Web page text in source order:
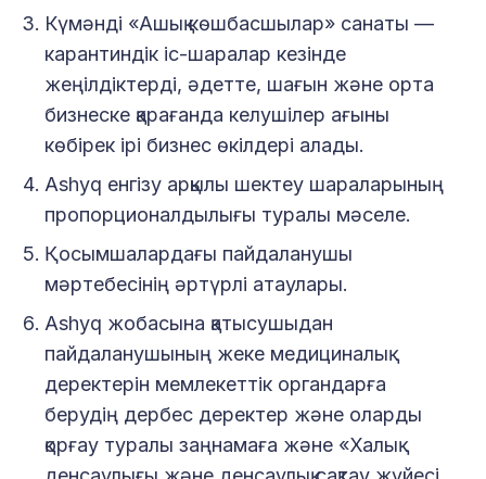
Күмәнді «Ашық көшбасшылар» санаты —
карантиндік іс-шаралар кезінде
жеңілдіктерді, әдетте, шағын және орта
бизнеске қарағанда келушілер ағыны
көбірек ірі бизнес өкілдері алады.
Ashyq енгізу арқылы шектеу шараларының
пропорционалдылығы туралы мәселе.
Қосымшалардағы пайдаланушы
мәртебесінің әртүрлі атаулары.
Ashyq жобасына қатысушыдан
пайдаланушының жеке медициналық
деректерін мемлекеттік органдарға
берудің дербес деректер және оларды
қорғау туралы заңнамаға және «Халық